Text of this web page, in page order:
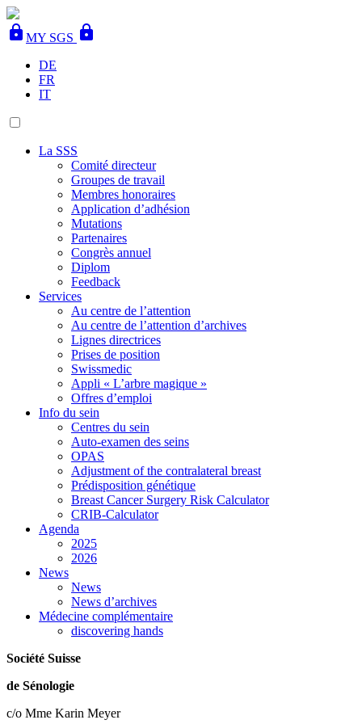
lock MY SGS lock
DE
FR
IT
La SSS
Comité directeur
Groupes de travail
Membres honoraires
Application d’adhésion
Mutations
Partenaires
Congrès annuel
Diplom
Feedback
Services
Au centre de l’attention
Au centre de l’attention d’archives
Lignes directrices
Prises de position
Swissmedic
Appli « L’arbre magique »
Offres d’emploi
Info du sein
Centres du sein
Auto-examen des seins
OPAS
Adjustment of the contralateral breast
Prédisposition génétique
Breast Cancer Surgery Risk Calculator
CRIB-Calculator
Agenda
2025
2026
News
News
News d’archives
Médecine complémentaire
discovering hands
Société Suisse
de Sénologie
c/o Mme Karin Meyer